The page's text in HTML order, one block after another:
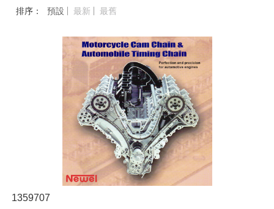
排序： 預設 最新 最舊
1359707